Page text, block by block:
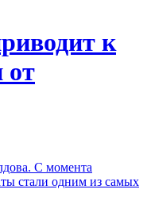
к
от
С момента
стали одним из самых